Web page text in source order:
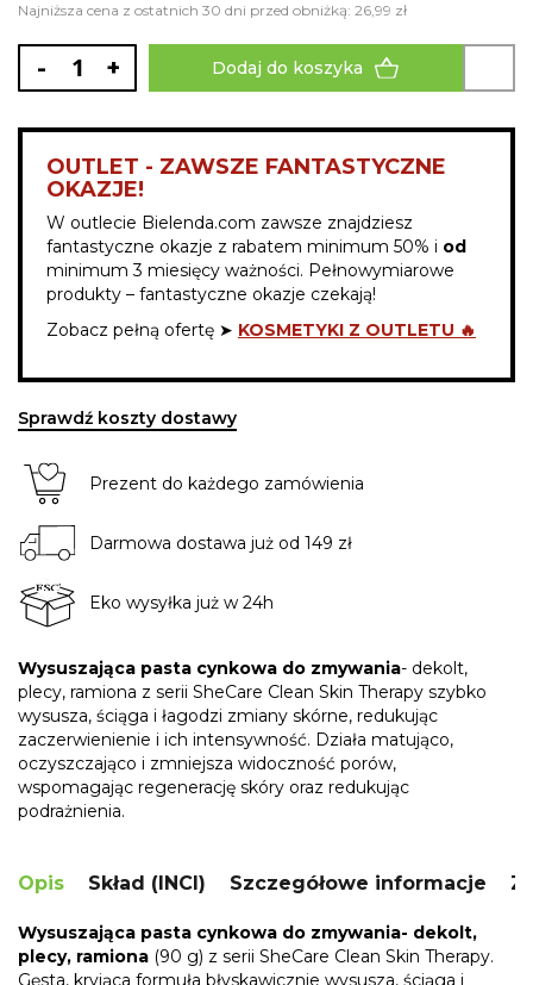
Najniższa cena z ostatnich 30 dni przed obniżką: 26,99 zł
- + Dodaj do koszyka
OUTLET - ZAWSZE FANTASTYCZNE
OKAZJE!
W outlecie Bielenda.com zawsze znajdziesz
fantastyczne okazje z rabatem minimum 50% i od
minimum 3 miesięcy ważności. Pełnowymiarowe
produkty – fantastyczne okazje czekają!
Zobacz pełną ofertę ➤ KOSMETYKI Z OUTLETU 🔥
Sprawdź koszty dostawy
Prezent do każdego zamówienia
Darmowa dostawa już od 149 zł
Eko wysyłka już w 24h
Wysuszająca pasta cynkowa do zmywania- dekolt,
plecy, ramiona z serii SheCare Clean Skin Therapy szybko
wysusza, ściąga i łagodzi zmiany skórne, redukując
zaczerwienienie i ich intensywność. Działa matująco,
oczyszczająco i zmniejsza widoczność porów,
wspomagając regenerację skóry oraz redukując
podrażnienia.
Opis Skład (INCI) Szczegółowe informacje
Wysuszająca pasta cynkowa do zmywania- dekolt,
plecy, ramiona (90 g) z serii SheCare Clean Skin Therapy.
Gęsta, kryjąca formuła błyskawicznie wysusza, ściąga i